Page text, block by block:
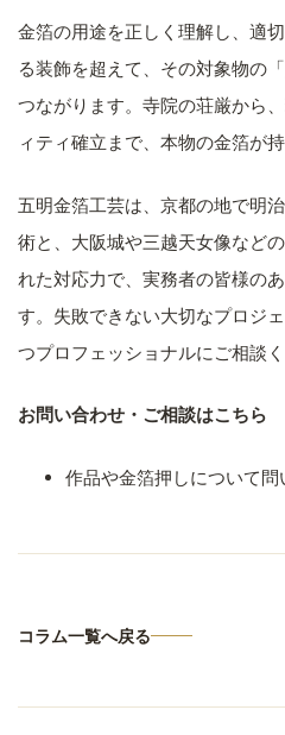
金箔の用途を正しく理解し、適
る装飾を超えて、その対象物の
つながります。寺院の荘厳から
ィティ確立まで、本物の金箔が
五明金箔工芸は、京都の地で明
術と、大阪城や三越天女像など
れた対応力で、実務者の皆様の
す。失敗できない大切なプロジ
つプロフェッショナルにご相談く
お問い合わせ・ご相談はこちら
作品や金箔押しについて
コラム一覧へ戻る